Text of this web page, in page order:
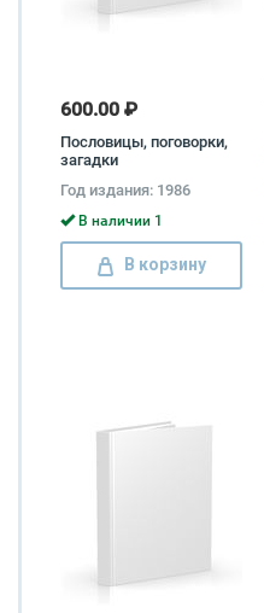
600.00 ₽
Пословицы, поговорки,
загадки
Год издания: 1986
В наличии 1
В корзину